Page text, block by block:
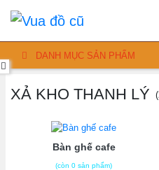
DANH MỤC SẢN PHẨM
XẢ KHO THANH LÝ
Bàn ghế cafe
(còn 0 sản phẩm)